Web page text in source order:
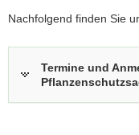
Nachfolgend finden Sie
Termine und